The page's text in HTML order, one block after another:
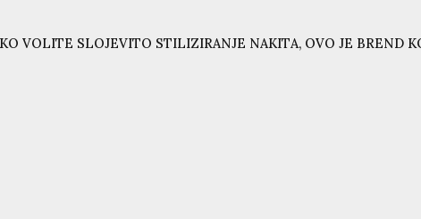
VOLITE SLOJEVITO STILIZIRANJE NAKITA, OVO JE BREND